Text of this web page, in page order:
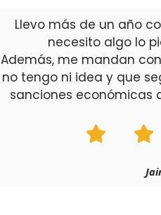
Llevo más de un año
necesito algo lo
Además, me mandan
no tengo ni idea y que
sanciones económicas